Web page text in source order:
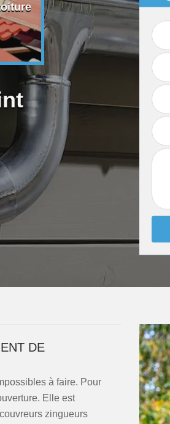
Recherche de fuite
de toiture 44
DE
à faire. Pour
Elle est
zingueurs